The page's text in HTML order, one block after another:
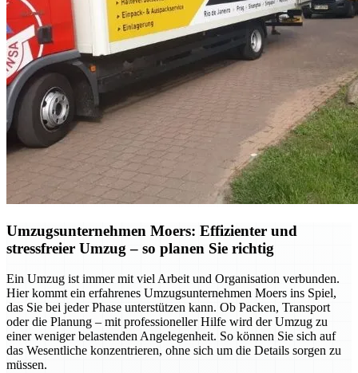
Umzugsunternehmen Moers: Effizienter und
stressfreier Umzug – so planen Sie richtig
Ein Umzug ist immer mit viel Arbeit und Organisation verbunden.
Hier kommt ein erfahrenes Umzugsunternehmen Moers ins Spiel,
das Sie bei jeder Phase unterstützen kann. Ob Packen, Transport
oder die Planung – mit professioneller Hilfe wird der Umzug zu
einer weniger belastenden Angelegenheit. So können Sie sich auf
das Wesentliche konzentrieren, ohne sich um die Details sorgen zu
müssen.